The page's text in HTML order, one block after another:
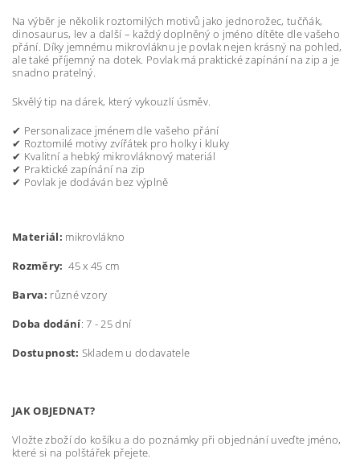
Na výběr je několik roztomilých motivů jako jednorožec, tučňák,
dinosaurus, lev a další – každý doplněný o jméno dítěte dle vašeho
přání. Díky jemnému mikrovláknu je povlak nejen krásný na pohled,
ale také příjemný na dotek. Povlak má praktické zapínání na zip a je
snadno pratelný.
Skvělý tip na dárek, který vykouzlí úsměv.
✔ Personalizace jménem dle vašeho přání
✔ Roztomilé motivy zvířátek pro holky i kluky
✔ Kvalitní a hebký mikrovláknový materiál
✔ Praktické zapínání na zip
✔ Povlak je dodáván bez výplně
Materiál: mikrovlákno
Rozměry: 45 x 45 cm
Barva: různé vzory
Doba dodání: 7 - 25 dní
Dostupnost: Skladem u dodavatele
JAK OBJEDNAT?
Vložte zboží do košíku a do poznámky při objednání uveďte jméno,
které si na polštářek přejete.